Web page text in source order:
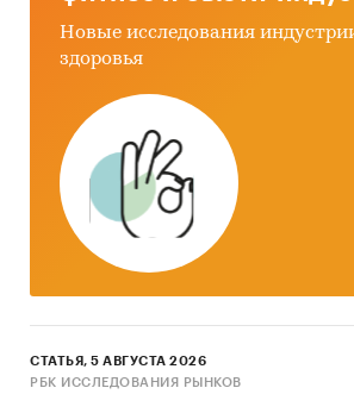
Новые исследования
здоровья
СТАТЬЯ, 5 АВГУСТА 2026
РБК ИССЛЕДОВАНИЯ РЫНКОВ